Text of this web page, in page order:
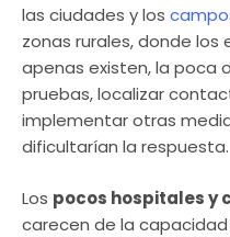
las ciudades y los
zonas rurales, donde
apenas existen, la poca
pruebas, localizar
implementar otras
dificultarían la respuesta.
Los pocos hospitales y
carecen de la